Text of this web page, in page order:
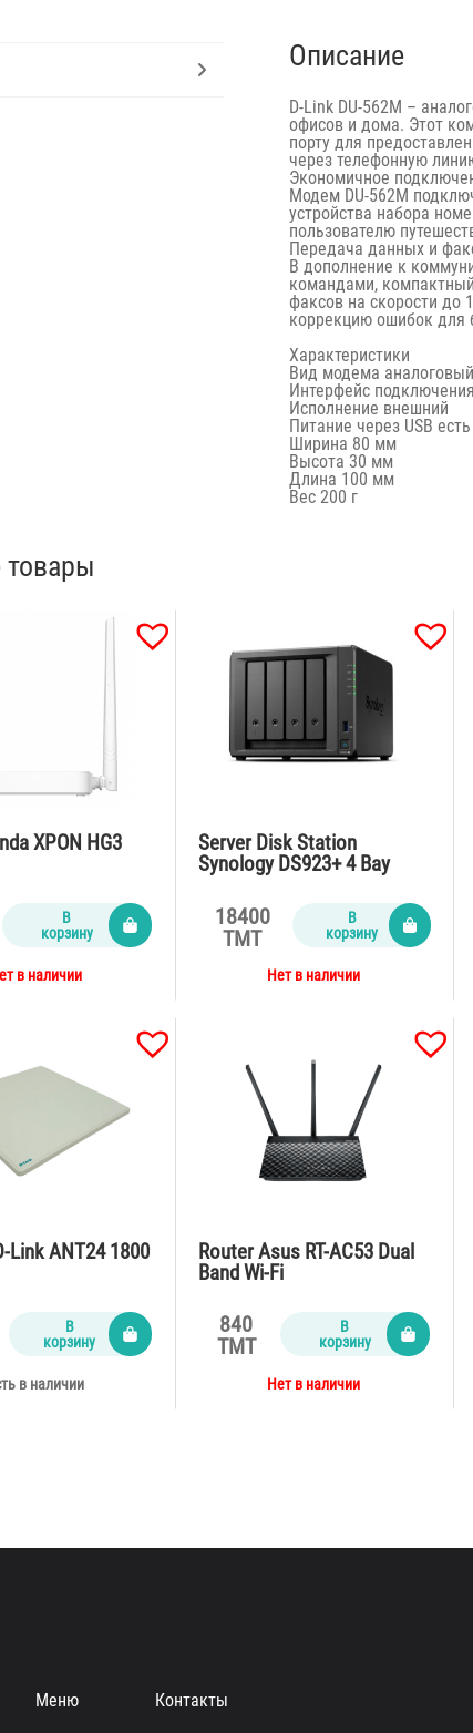
Описание
D-Link DU-562M –
офисов и дома. Этот
порту для
через телефонную
Экономичное
Модем DU-562M
устройства набора
пользователю
Передача данных и
В дополнение к
командами,
факсов на скорости до
коррекцию ошибок для
Характеристики
Вид модема аналоговый
Интерфейс подключения
Исполнение внешний
Питание через USB есть
Ширина 80 мм
Высота 30 мм
Длина 100 мм
Вес 200 г
XPON HG3
В
корзину
в наличии
Server Disk Station
Synology DS923+ 4 Bay
18400
TMT
В
корзину
Нет в наличии
Link ANT24 1800
В
корзину
в наличии
Router Asus RT-AC53 Dual
Band Wi-Fi
840
TMT
В
корзину
Нет в наличии
Меню Контакты